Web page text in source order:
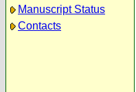
Manuscript Status
Contacts